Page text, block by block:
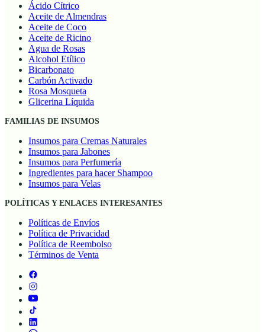
Ácido Cítrico
Aceite de Almendras
Aceite de Coco
Aceite de Ricino
Agua de Rosas
Alcohol Etílico
Bicarbonato
Carbón Activado
Rosa Mosqueta
Glicerina Líquida
FAMILIAS DE INSUMOS
Insumos para Cremas Naturales
Insumos para Jabones
Insumos para Perfumería
Ingredientes para hacer Shampoo
Insumos para Velas
POLÍTICAS Y ENLACES INTERESANTES
Políticas de Envíos
Política de Privacidad
Política de Reembolso
Términos de Venta